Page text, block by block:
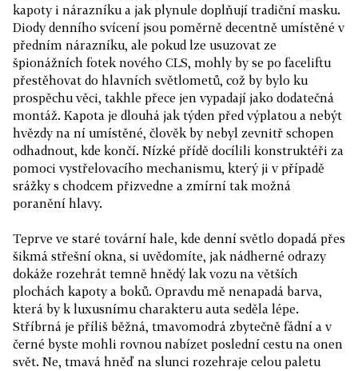
kapoty i nárazníku a jak plynule doplňují tradiční masku.
Diody denního svícení jsou poměrně decentně umístěné v
předním nárazníku, ale pokud lze usuzovat ze
špionážních fotek nového CLS, mohly by se po faceliftu
přestěhovat do hlavních světlometů, což by bylo ku
prospěchu věci, takhle přece jen vypadají jako dodatečná
montáž. Kapota je dlouhá jak týden před výplatou a nebýt
hvězdy na ní umístěné, člověk by nebyl zevnitř schopen
odhadnout, kde končí. Nízké přídě docílili konstruktéři za
pomoci vystřelovacího mechanismu, který ji v případě
srážky s chodcem přizvedne a zmírní tak možná
poranění hlavy.
Teprve ve staré tovární hale, kde denní světlo dopadá přes
šikmá střešní okna, si uvědomíte, jak nádherné odrazy
dokáže rozehrát temně hnědý lak vozu na větších
plochách kapoty a boků. Opravdu mě nenapadá barva,
která by k luxusnímu charakteru auta seděla lépe.
Stříbrná je příliš běžná, tmavomodrá zbytečně fádní a v
černé byste mohli rovnou nabízet poslední cestu na onen
svět. Ne, tmavá hněď na slunci rozehraje celou paletu